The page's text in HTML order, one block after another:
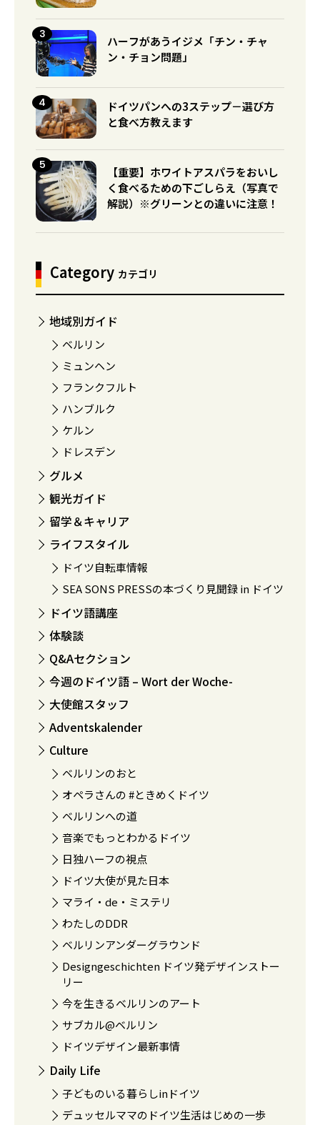
ハーフがあうイジメ「チン・チャ
ン・チョン問題」
ドイツパンへの3ステップ－選び方
と食べ方教えます
【重要】ホワイトアスパラをおいし
く食べるための下ごしらえ（写真で
解説）※グリーンとの違いに注意！
Category カテゴリ
地域別ガイド
ベルリン
ミュンヘン
フランクフルト
ハンブルク
ケルン
ドレスデン
グルメ
観光ガイド
留学＆キャリア
ライフスタイル
ドイツ自転車情報
SEA SONS PRESSの本づくり見聞録 in ドイツ
ドイツ語講座
体験談
Q&Aセクション
今週のドイツ語 – Wort der Woche-
大使館スタッフ
Adventskalender
Culture
ベルリンのおと
オペラさんの #ときめくドイツ
ベルリンへの道
音楽でもっとわかるドイツ
日独ハーフの視点
ドイツ大使が見た日本
マライ・de・ミステリ
わたしのDDR
ベルリンアンダーグラウンド
Designgeschichten ドイツ発デザインストー
リー
今を生きるベルリンのアート
サブカル@ベルリン
ドイツデザイン最新事情
Daily Life
子どものいる暮らしinドイツ
デュッセルママのドイツ生活はじめの一歩